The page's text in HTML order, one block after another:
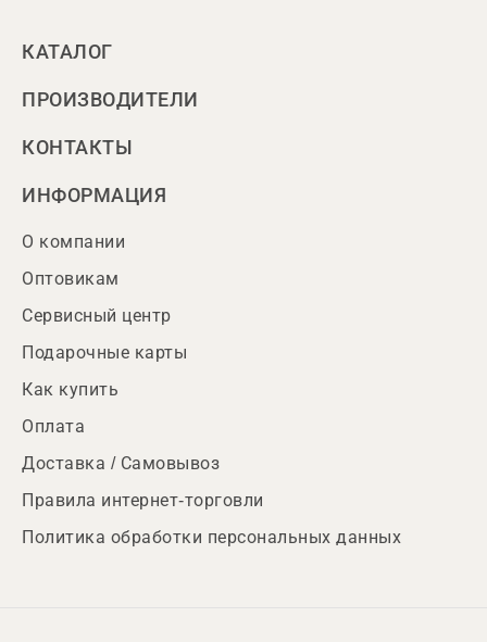
КАТАЛОГ
ПРОИЗВОДИТЕЛИ
КОНТАКТЫ
ИНФОРМАЦИЯ
О компании
Оптовикам
Сервисный центр
Подарочные карты
Как купить
Оплата
Доставка / Самовывоз
Правила интернет-торговли
Политика обработки персональных данных